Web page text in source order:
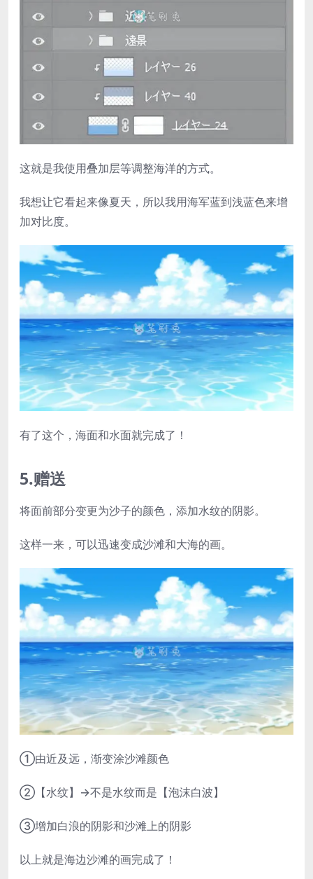
这就是我使用叠加层等调整海洋的方式。
我想让它看起来像夏天，所以我用海军蓝到浅蓝色来增
加对比度。
有了这个，海面和水面就完成了！
5.赠送
将面前部分变更为沙子的颜色，添加水纹的阴影。
这样一来，可以迅速变成沙滩和大海的画。
①由近及远，渐变涂沙滩颜色
②【水纹】→不是水纹而是【泡沫白波】
③增加白浪的阴影和沙滩上的阴影
以上就是海边沙滩的画完成了！